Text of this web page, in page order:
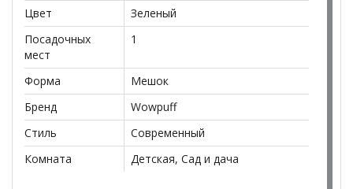
*Дополнительную информацию о том, как купить
Кресло-мешок "Груша" Оксфорд салатовый
уточняйте у нашего менеджера по телефону
+79292022735
**Цены на официальном сайте
действительны только для интернет-магазина
могут отличаться от цен в розничных магазинах-
салонах сети!
Цвет
Зеленый
Посадочных
мест
1
Форма
Мешок
Бренд
Wowpuff
Стиль
Современный
Комната
Детская, Сад и дача